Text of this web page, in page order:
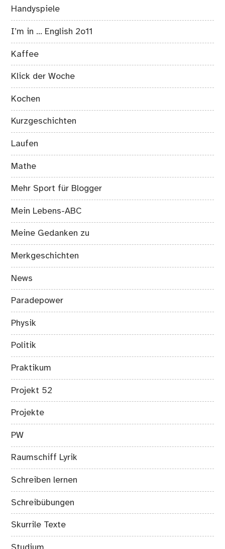
Handyspiele
I’m in … English 2o11
Kaffee
Klick der Woche
Kochen
Kurzgeschichten
Laufen
Mathe
Mehr Sport für Blogger
Mein Lebens-ABC
Meine Gedanken zu
Merkgeschichten
News
Paradepower
Physik
Politik
Praktikum
Projekt 52
Projekte
PW
Raumschiff Lyrik
Schreiben lernen
Schreibübungen
Skurrile Texte